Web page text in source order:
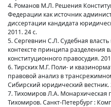
4. Романов М.Л. Решения
Федерации как источник
диссертации кандидата
2011. 24 с.
5. Сергевнин С.Л. Судебная
контексте принципа разделения
конституционного правосудия.
6. Тирских М.Г. Поли- и
правовой анализ в
Сибирский юридический вестник.
7. Тихомиров Л.А. Монархическая
Тихомиров. Санкт-Петербург :